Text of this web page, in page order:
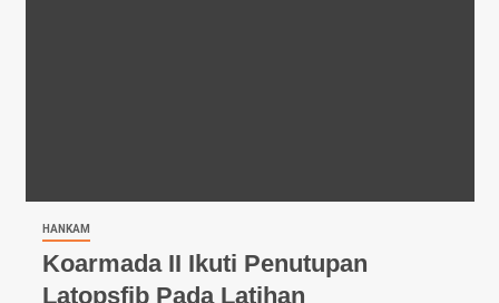
HANKAM
Koarmada II Ikuti Penutupan
Latopsfib Pada Latihan